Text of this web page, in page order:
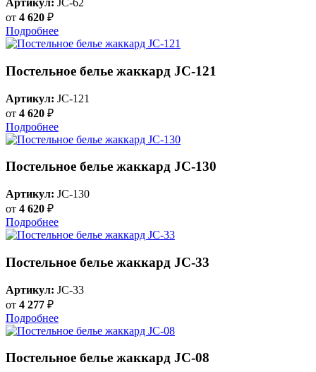
Артикул: JC-62
от 4 620 ₽
Подробнее
Постельное белье жаккард JC-121
Артикул: JC-121
от 4 620 ₽
Подробнее
Постельное белье жаккард JC-130
Артикул: JC-130
от 4 620 ₽
Подробнее
Постельное белье жаккард JC-33
Артикул: JC-33
от 4 277 ₽
Подробнее
Постельное белье жаккард JC-08